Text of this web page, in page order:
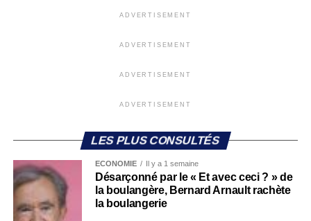
ADVERTISEMENT
ADVERTISEMENT
ADVERTISEMENT
ADVERTISEMENT
LES PLUS CONSULTÉS
ECONOMIE Il y a 1 semaine
Désarçonné par le « Et avec ceci ? » de
la boulangère, Bernard Arnault rachète
la boulangerie